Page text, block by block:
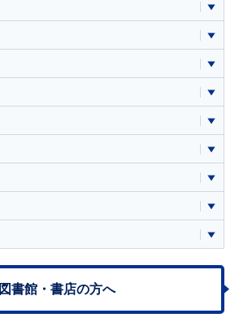
図書館・書店の方へ